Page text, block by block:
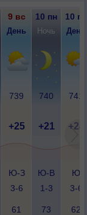
9 вс 10 пн 10 пн
День Ночь День
739 740 741
+25 +21 +24
Ю-З
3-6
Ю-В
1-3
Ю
3-6
61 73 62